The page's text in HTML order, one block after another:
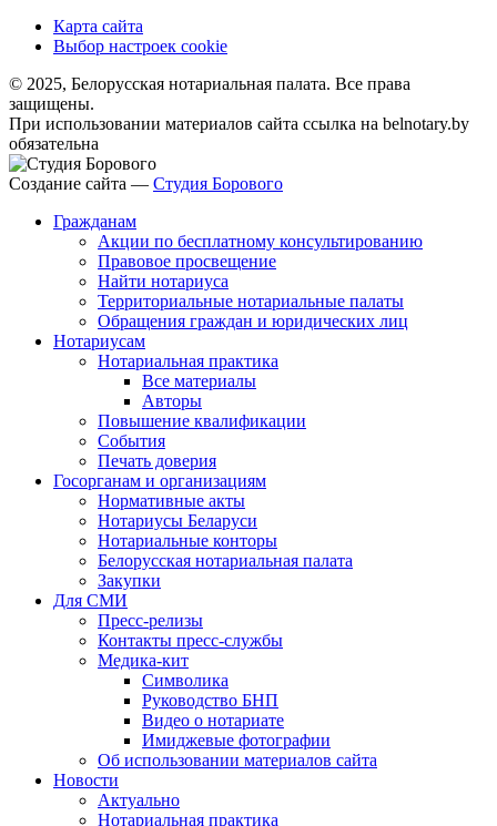
Карта сайта
Выбор настроек cookie
© 2025, Белорусская нотариальная палата. Все права
защищены.
При использовании материалов сайта ссылка на belnotary.by
обязательна
Создание сайта — Студия Борового
Гражданам
Акции по бесплатному консультированию
Правовое просвещение
Найти нотариуса
Территориальные нотариальные палаты
Обращения граждан и юридических лиц
Нотариусам
Нотариальная практика
Все материалы
Авторы
Повышение квалификации
События
Печать доверия
Госорганам и организациям
Нормативные акты
Нотариусы Беларуси
Нотариальные конторы
Белорусская нотариальная палата
Закупки
Для СМИ
Пресс-релизы
Контакты пресс-службы
Медика-кит
Символика
Руководство БНП
Видео о нотариате
Имиджевые фотографии
Об использовании материалов сайта
Новости
Актуально
Нотариальная практика